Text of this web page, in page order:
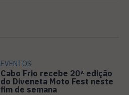
EVENTOS
Cabo Frio recebe 20ª edição
do Diveneta Moto Fest neste
fim de semana